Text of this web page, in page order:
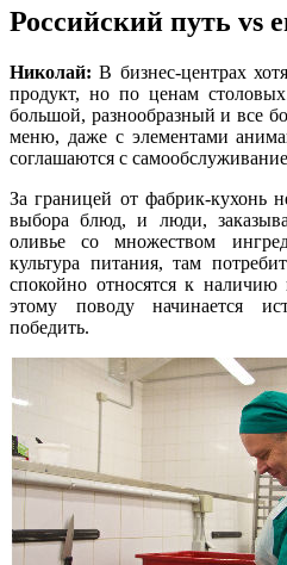
Российский путь vs
Николай: В бизнес-центрах
продукт, но по ценам
большой, разнообразный и все
меню, даже с элементами
соглашаются с
За границей от фабрик-кухонь
выбора блюд, и люди,
оливье со множеством
культура питания, там
спокойно относятся к
этому поводу начинается
победить.